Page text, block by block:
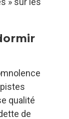
qualité
de